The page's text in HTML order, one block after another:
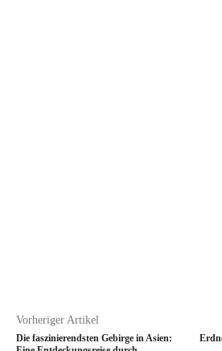
Vorheriger Artikel
Die faszinierendsten Gebirge in Asien: